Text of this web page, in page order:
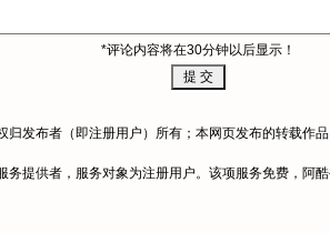
*评论内容将在30分钟以后显示！
归发布者（即注册用户）所有；本网页发布的转载作
提供者，服务对象为注册用户。该项服务免费，阿酷